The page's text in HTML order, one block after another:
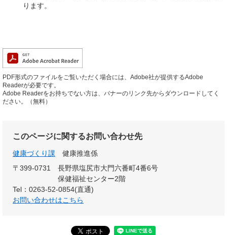
ります。
PDF形式のファイルをご覧いただく場合には、Adobe社が提供するAdobe
Readerが必要です。
Adobe Readerをお持ちでない方は、バナーのリンク先からダウンロードしてく
ださい。（無料）
このページに関するお問い合わせ先
健康づくり課
健康推進係
〒399-0731
長野県塩尻市大門六番町4番6号
保健福祉センター2階
Tel：0263-52-0854(直通)
お問い合わせはこちら